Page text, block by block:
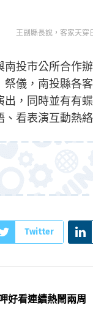
王副縣長說，客家天穿
投市公所合作
祭儀，南投縣各
，同時並有有
看表演互動熱
Twitter
好看連續熱鬧兩周